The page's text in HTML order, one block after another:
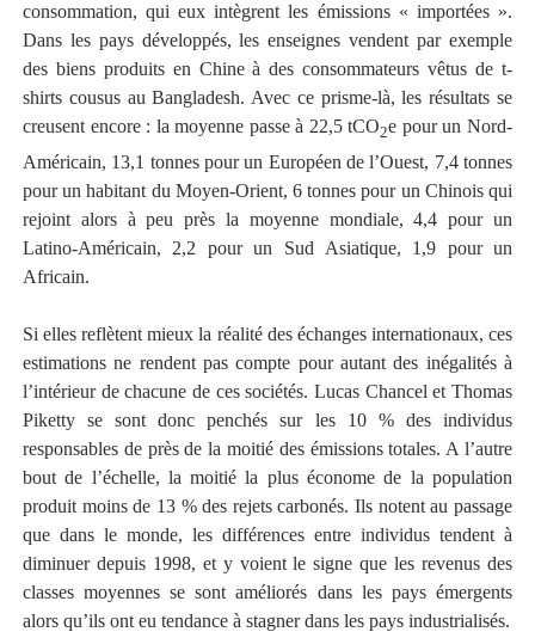
consommation, qui eux intègrent les émissions « importées ».
Dans les pays développés, les enseignes vendent par exemple
des biens produits en Chine à des consommateurs vêtus de t-
shirts cousus au Bangladesh. Avec ce prisme-là, les résultats se
creusent encore : la moyenne passe à 22,5 tCO2e pour un Nord-
Américain, 13,1 tonnes pour un Européen de l’Ouest, 7,4 tonnes
pour un habitant du Moyen-Orient, 6 tonnes pour un Chinois qui
rejoint alors à peu près la moyenne mondiale, 4,4 pour un
Latino-Américain, 2,2 pour un Sud Asiatique, 1,9 pour un
Africain.
Si elles reflètent mieux la réalité des échanges internationaux, ces
estimations ne rendent pas compte pour autant des inégalités à
l’intérieur de chacune de ces sociétés. Lucas Chancel et Thomas
Piketty se sont donc penchés sur les 10 % des individus
responsables de près de la moitié des émissions totales. A l’autre
bout de l’échelle, la moitié la plus économe de la population
produit moins de 13 % des rejets carbonés. Ils notent au passage
que dans le monde, les différences entre individus tendent à
diminuer depuis 1998, et y voient le signe que les revenus des
classes moyennes se sont améliorés dans les pays émergents
alors qu’ils ont eu tendance à stagner dans les pays industrialisés.